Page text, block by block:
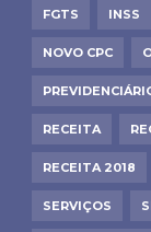
FGTS INSS
NOVO CPC
RECEITA
RECEITA 2018
SERVIÇOS